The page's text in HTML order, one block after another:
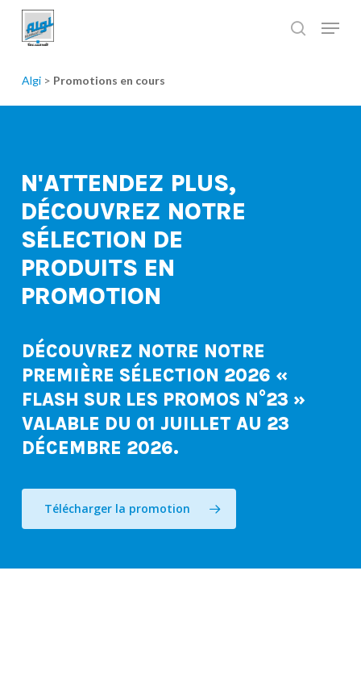
main
Algi> Promotions en cours
N'ATTENDEZ PLUS,
DÉCOUVREZ NOTRE
SÉLECTION DE
PRODUITS EN
PROMOTION
DÉCOUVREZ NOTRE NOTRE
PREMIÈRE SÉLECTION 2026 «
FLASH SUR LES PROMOS N°23 »
VALABLE DU 01 JUILLET AU 23
DÉCEMBRE 2026.
Télécharger la promotion